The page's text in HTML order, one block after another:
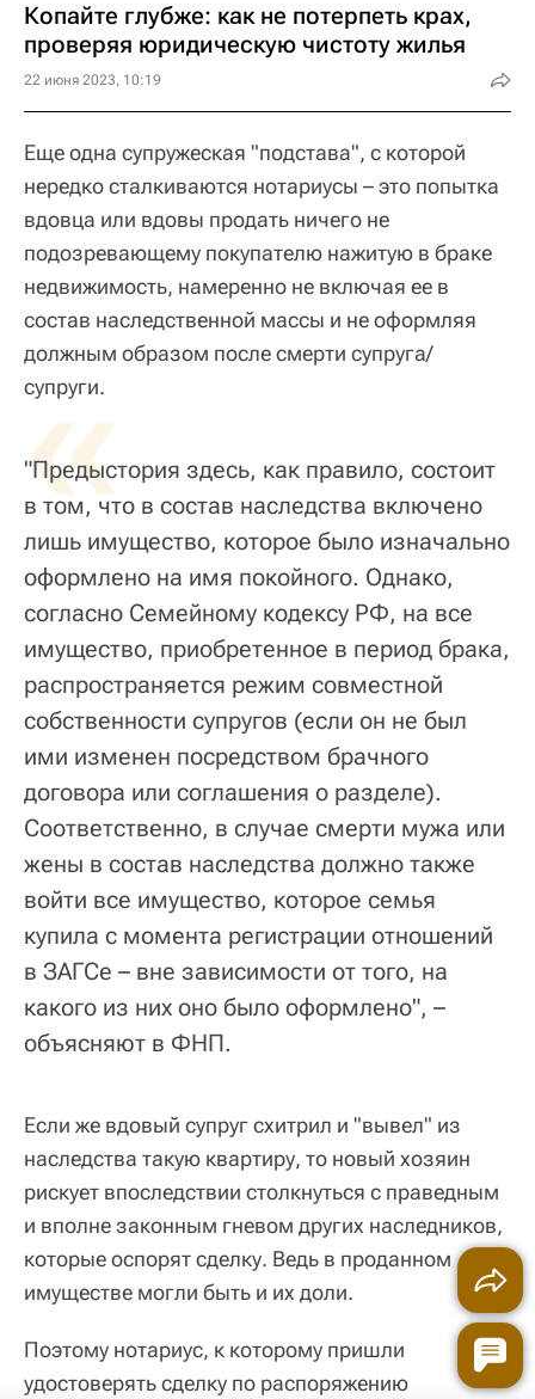
Копайте глубже: как не потерпеть крах,
проверяя юридическую чистоту жилья
22 июня 2023, 10:19
Еще одна супружеская "подстава", с которой
нередко сталкиваются нотариусы – это попытка
вдовца или вдовы продать ничего не
подозревающему покупателю нажитую в браке
недвижимость, намеренно не включая ее в
состав наследственной массы и не оформляя
должным образом после смерти супруга/
супруги.
«
"Предыстория здесь, как правило, состоит
в том, что в состав наследства включено
лишь имущество, которое было изначально
оформлено на имя покойного. Однако,
согласно Семейному кодексу РФ, на все
имущество, приобретенное в период брака,
распространяется режим совместной
собственности супругов (если он не был
ими изменен посредством брачного
договора или соглашения о разделе).
Соответственно, в случае смерти мужа или
жены в состав наследства должно также
войти все имущество, которое семья
купила с момента регистрации отношений
в ЗАГСе – вне зависимости от того, на
какого из них оно было оформлено", –
объясняют в ФНП.
Если же вдовый супруг схитрил и "вывел" из
наследства такую квартиру, то новый хозяин
рискует впоследствии столкнуться с праведным
и вполне законным гневом других наследников,
которые оспорят сделку. Ведь в проданном
имуществе могли быть и их доли.
Поэтому нотариус, к которому пришли
удостоверять сделку по распоряжению